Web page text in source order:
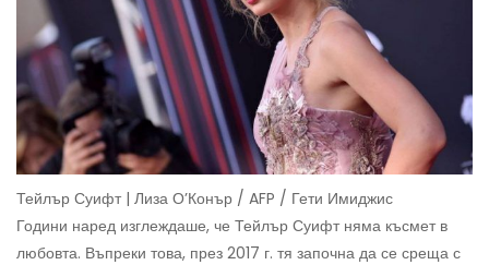
Тейлър Суифт | Лиза О’Конър / AFP / Гети Имиджис
Години наред изглеждаше, че Тейлър Суифт няма късмет в
любовта. Въпреки това, през 2017 г. тя започна да се среща с